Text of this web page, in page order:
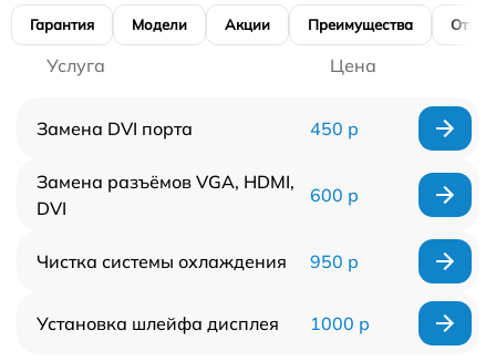
Гарантия Модели Акции Преимущества
Услуга Цена
Замена DVI порта 450 р
Замена разъёмов VGA, HDMI,
DVI
600 р
Чистка системы охлаждения 950 р
Установка шлейфа дисплея 1000 р